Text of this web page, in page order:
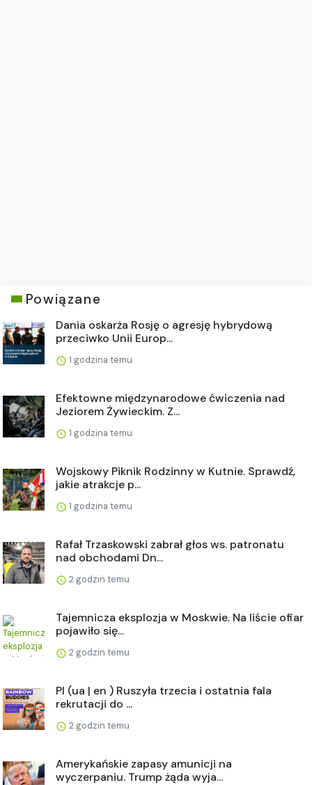
Powiązane
Dania oskarża Rosję o agresję hybrydową
przeciwko Unii Europ...
1 godzina temu
Efektowne międzynarodowe ćwiczenia nad
Jeziorem Żywieckim. Z...
1 godzina temu
Wojskowy Piknik Rodzinny w Kutnie. Sprawdź,
jakie atrakcje p...
1 godzina temu
Rafał Trzaskowski zabrał głos ws. patronatu
nad obchodami Dn...
2 godzin temu
Tajemnicza eksplozja w Moskwie. Na liście ofiar
pojawiło się...
2 godzin temu
Pl (ua | en ) Ruszyła trzecia i ostatnia fala
rekrutacji do ...
2 godzin temu
Amerykańskie zapasy amunicji na
wyczerpaniu. Trump żąda wyja...